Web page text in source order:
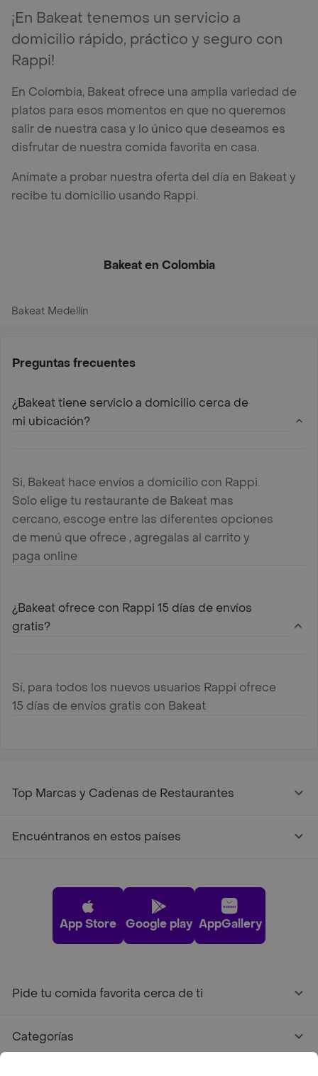
¡En Bakeat tenemos un servicio a
domicilio rápido, práctico y seguro con
Rappi!
En Colombia, Bakeat ofrece una amplia variedad de
platos para esos momentos en que no queremos
salir de nuestra casa y lo único que deseamos es
disfrutar de nuestra comida favorita en casa.
Anímate a probar nuestra oferta del día en Bakeat y
recibe tu domicilio usando Rappi.
Bakeat en Colombia
Bakeat Medellín
Preguntas frecuentes
¿Bakeat tiene servicio a domicilio cerca de
mi ubicación?
Si, Bakeat hace envíos a domicilio con Rappi.
Solo elige tu restaurante de Bakeat mas
cercano, escoge entre las diferentes opciones
de menú que ofrece , agregalas al carrito y
paga online
¿Bakeat ofrece con Rappi 15 días de envíos
gratis?
Sí, para todos los nuevos usuarios Rappi ofrece
15 días de envíos gratis con Bakeat
Top Marcas y Cadenas de Restaurantes
Encuéntranos en estos países
App Store Google play AppGallery
Pide tu comida favorita cerca de ti
Categorías